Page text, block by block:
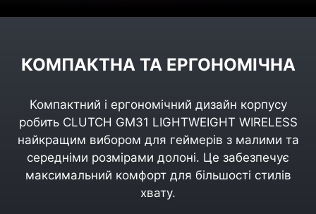
КОМПАКТНА ТА ЕРГОНОМІЧНА
Компактний і ергономічний дизайн корпусу
робить CLUTCH GM31 LIGHTWEIGHT WIRELESS
найкращим вибором для геймерів з малими та
середніми розмірами долоні. Це забезпечує
максимальний комфорт для більшості стилів
хвату.